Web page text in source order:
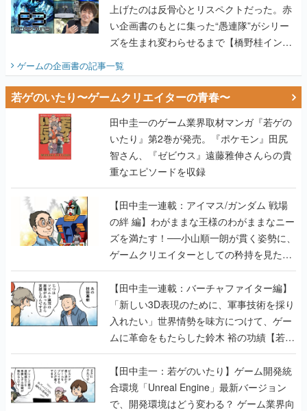
上げたのは反骨心とリスペクトだった。赤
い企画書のもとに集った“愚連隊”がシリー
ズを生まれ変わらせるまで【橋野桂インタ
ゲームの企画書の記事一覧
若ゲのいたり〜ゲームクリエイターの青春〜
田中圭一のゲーム業界取材マンガ『若ゲの
いたり』第2巻が発売。『ポケモン』田尻
智さん、『ゼビウス』遠藤雅伸さんらの貴
重なエピソードを収録
【田中圭一連載：アイマス/ガンダム 戦場
の絆 編】わがままな王様のわがままなニー
ズを満たす！──小山順一朗が貫く姿勢に、
ゲームクリエイターとしての矜持を見た
【若ゲのいたり最終回】
【田中圭一連載：バーチャファイター編】
「新しい3D表現のために、軍事技術を採り
入れたい」世界情勢を味方につけて、ゲー
ムに革命をもたらした鈴木 裕の功績【若ゲ
のいたり】
【田中圭一：若ゲのいたり】ゲーム開発統
合環境「Unreal Engine」最新バージョン
で、開発環境はどう変わる？ ゲーム業界向